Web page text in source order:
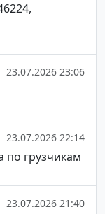
23.07.2026 23:06
23.07.2026 22:14
по грузчикам
23.07.2026 21:40